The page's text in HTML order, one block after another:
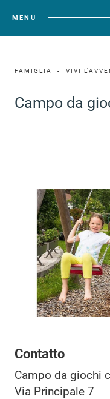
MENU
FAMIGLIA VIVI
Campo da
Contatto
Campo da giochi
Via Principale 7